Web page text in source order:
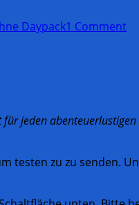
Daypack1 Comment
jeden
testen zu zu senden.